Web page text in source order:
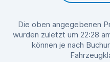
Die oben angegebenen
wurden zuletzt um 22:28
können je nach